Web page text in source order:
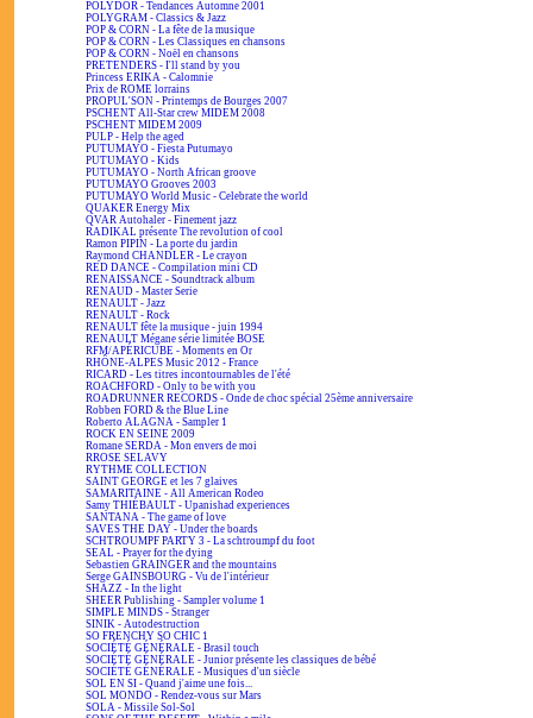
POLYDOR - Tendances Automne 2001
POLYGRAM - Classics & Jazz
POP & CORN - La fête de la musique
POP & CORN - Les Classiques en chansons
POP & CORN - Noël en chansons
PRETENDERS - I'll stand by you
Princess ERIKA - Calomnie
Prix de ROME lorrains
PROPUL'SON - Printemps de Bourges 2007
PSCHENT All-Star crew MIDEM 2008
PSCHENT MIDEM 2009
PULP - Help the aged
PUTUMAYO - Fiesta Putumayo
PUTUMAYO - Kids
PUTUMAYO - North African groove
PUTUMAYO Grooves 2003
PUTUMAYO World Music - Celebrate the world
QUAKER Energy Mix
QVAR Autohaler - Finement jazz
RADIKAL présente The revolution of cool
Ramon PIPIN - La porte du jardin
Raymond CHANDLER - Le crayon
RED DANCE - Compilation mini CD
RENAISSANCE - Soundtrack album
RENAUD - Master Serie
RENAULT - Jazz
RENAULT - Rock
RENAULT fête la musique - juin 1994
RENAULT Mégane série limitée BOSE
RFM/APÉRICUBE - Moments en Or
RHÔNE-ALPES Music 2012 - France
RICARD - Les titres incontournables de l'été
ROACHFORD - Only to be with you
ROADRUNNER RECORDS - Onde de choc spécial 25ème anniversaire
Robben FORD & the Blue Line
Roberto ALAGNA - Sampler 1
ROCK EN SEINE 2009
Romane SERDA - Mon envers de moi
RROSE SELAVY
RYTHME COLLECTION
SAINT GEORGE et les 7 glaives
SAMARITAINE - All American Rodeo
Samy THIÉBAULT - Upanishad experiences
SANTANA - The game of love
SAVES THE DAY - Under the boards
SCHTROUMPF PARTY 3 - La schtroumpf du foot
SEAL - Prayer for the dying
Sebastien GRAINGER and the mountains
Serge GAINSBOURG - Vu de l'intérieur
SHAZZ - In the light
SHEER Publishing - Sampler volume 1
SIMPLE MINDS - Stranger
SINIK - Autodestruction
SO FRENCHY SO CHIC 1
SOCIÉTÉ GÉNÉRALE - Brasil touch
SOCIÉTÉ GÉNÉRALE - Junior présente les classiques de bébé
SOCIÉTÉ GÉNÉRALE - Musiques d'un siècle
SOL EN SI - Quand j'aime une fois...
SOL MONDO - Rendez-vous sur Mars
SOLA - Missile Sol-Sol